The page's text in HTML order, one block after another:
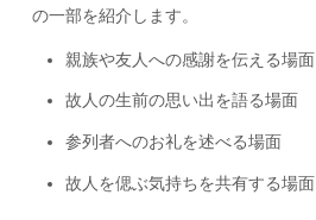
の一部を紹介します。
親族や友人への感謝を伝える場面
故人の生前の思い出を語る場面
参列者へのお礼を述べる場面
故人を偲ぶ気持ちを共有する場面